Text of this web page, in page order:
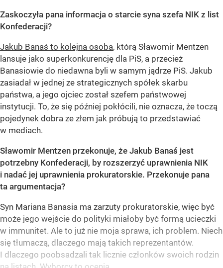
Zaskoczyła pana informacja o starcie syna szefa NIK z list
Konfederacji?
Jakub Banaś to kolejna osoba, którą Sławomir Mentzen
lansuje jako superkonkurencję dla PiS, a przecież
Banasiowie do niedawna byli w samym jądrze PiS. Jakub
zasiadał w jednej ze strategicznych spółek skarbu
państwa, a jego ojciec został szefem państwowej
instytucji. To, że się później pokłócili, nie oznacza, że toczą
pojedynek dobra ze złem jak próbują to przedstawiać
w mediach.
Sławomir Mentzen przekonuje, że Jakub Banaś jest
potrzebny Konfederacji, by rozszerzyć uprawnienia NIK
i nadać jej uprawnienia prokuratorskie. Przekonuje pana
ta argumentacja?
Syn Mariana Banasia ma zarzuty prokuratorskie, więc być
może jego wejście do polityki miałoby być formą ucieczki
w immunitet. Ale to już nie moja sprawa, ich problem. Niech
się tłumaczą, dlaczego mają takich reprezentantów.
I dlaczego poobsadzali tak licznie członków swoich rodzin